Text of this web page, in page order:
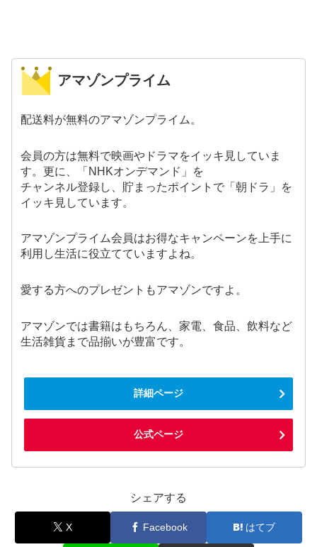
アマゾンプライム
配送料が無料のアマゾンプライム。
会員の方は無料で映画やドラマをイッキ見していま
す。更に、「NHKオンデマンド」を
チャンネル登録し、貯まったポイントで「朝ドラ」を
イッキ見しています。
アマゾンプライム会員はお得なキャンペーンを上手に
利用し生活に役立てていますよね。
愛する方へのプレゼントもアマゾンですよ。
アマゾンでは書籍はもちろん、家電、食品、飲料など
生活雑貨まで品揃いが豊富です。
詳細ページ
公式ページ
シェアする
X Facebook はてブ